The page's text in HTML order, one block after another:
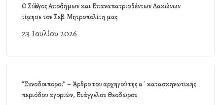
Ο Σύλλογος Αποδήμων και Επαναπατρισθέντων Λακώνων
τίμησε τον Σεβ. Μητροπολίτη μας
23 Ιουλίου 2026
”Συνοδοιπόροι” – Άρθρο του αρχηγού της α΄ κατασκηνωτικής
περιόδου αγοριών, Ευάγγελου Θεοδώρου